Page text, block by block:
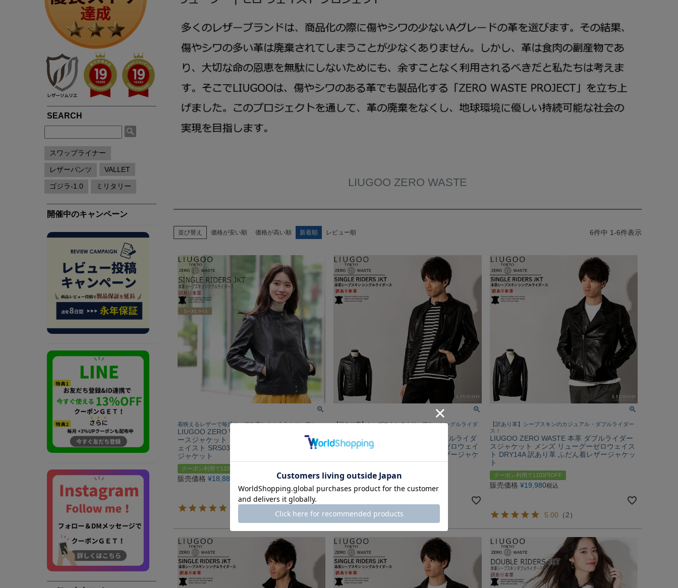
LIUGOO ZERO WASTE
並び替え 価格が安い順 価格が高い順 新着順 レビュー順 6件中 1-6件表示
着映えるレザーで毎日コーデを楽しく！大人カジュアル
LIUGOO ZERO WASTE 本革 シングルライダ
ースジャケット レディース リューグーゼロウ
ェイスト SRS03LA 訳あり革 ふだん着レザー
ジャケット
クーポン利用で1103円OFF
販売価格 ¥18,880
5.00
【訳あり革】シープスキンのカジュアル・シングルライダ
LIUGOO ZERO WASTE 本革 シングルライダ
ースジャケット メンズ リューグーゼロウェイ
スト SRS20A 訳あり革 ふだん着レザージャケ
ット
クーポン利用で1103円OFF
19,980 税込
4.83（
【訳あり革】シープスキンのカジュアル・ダブルライダー
ス！
LIUGOO ZERO WASTE 本革 ダブルライダー
スジャケット メンズ リューグーゼロウェイス
ト DRY14A 訳あり革 ふだん着レザージャケッ
ト
クーポン利用で1103円OFF
販売価格 ¥19,980税込
5.00 （2）